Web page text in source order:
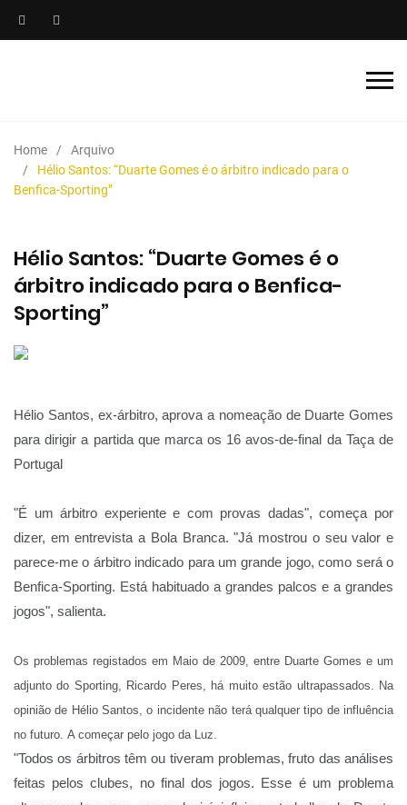
Home
Arquivo
Hélio Santos: “Duarte Gomes é o árbitro indicado para o
Benfica-Sporting”
Hélio Santos: “Duarte Gomes é o
árbitro indicado para o Benfica-
Sporting”
Hélio Santos, ex-árbitro, aprova a nomeação de Duarte Gomes
para dirigir a partida que marca os 16 avos-de-final da Taça de
Portugal
"É um árbitro experiente e com provas dadas", começa por
dizer, em entrevista a Bola Branca. "Já mostrou o seu valor e
parece-me o árbitro indicado para um grande jogo, como será o
Benfica-Sporting. Está habituado a grandes palcos e a grandes
jogos", salienta.
Os problemas registados em Maio de 2009, entre Duarte Gomes e um
adjunto do Sporting, Ricardo Peres, há muito estão ultrapassados. Na
opinião de Hélio Santos, o incidente não terá qualquer tipo de influência
no futuro. A começar pelo jogo da Luz.
"Todos os árbitros têm ou tiveram problemas, fruto das análises
feitas pelos clubes, no final dos jogos. Esse é um problema